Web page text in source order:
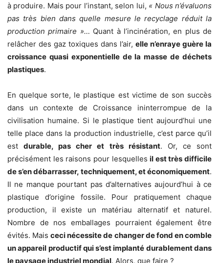
à produire. Mais pour l’instant, selon lui, « Nous n’évaluons
pas très bien dans quelle mesure le recyclage réduit la
production primaire »… Quant à l’incinération, en plus de
relâcher des gaz toxiques dans l’air, elle n’enraye guère la
croissance quasi exponentielle de la masse de déchets
plastiques.
En quelque sorte, le plastique est victime de son succès
dans un contexte de Croissance ininterrompue de la
civilisation humaine. Si le plastique tient aujourd’hui une
telle place dans la production industrielle, c’est parce qu’il
estdurable, pas cher et très résistant. Or, ce sont
précisément les raisons pour lesquellesil est très difficile
de s’en débarrasser, techniquement, et économiquement.
Il ne manque pourtant pas d’alternatives aujourd’hui à ce
plastique d’origine fossile. Pour pratiquement chaque
production, il existe un matériau alternatif et naturel.
Nombre de nos emballages pourraient également être
évités. Maisceci nécessite de changer de fond en comble
un appareil productif qui s’est implanté durablement dans
le paysage industriel mondial. Alors, que faire ?